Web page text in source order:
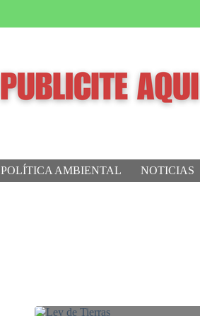
POLÍTICA AMBIENTAL NOTICIAS